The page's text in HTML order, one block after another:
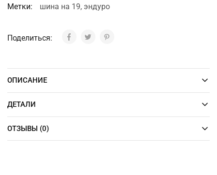
Метки:
шина на 19, эндуро
Поделиться:
ОПИСАНИЕ
ДЕТАЛИ
ОТЗЫВЫ (0)